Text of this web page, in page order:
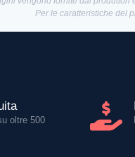
Per le caratteristiche del
oltre 500